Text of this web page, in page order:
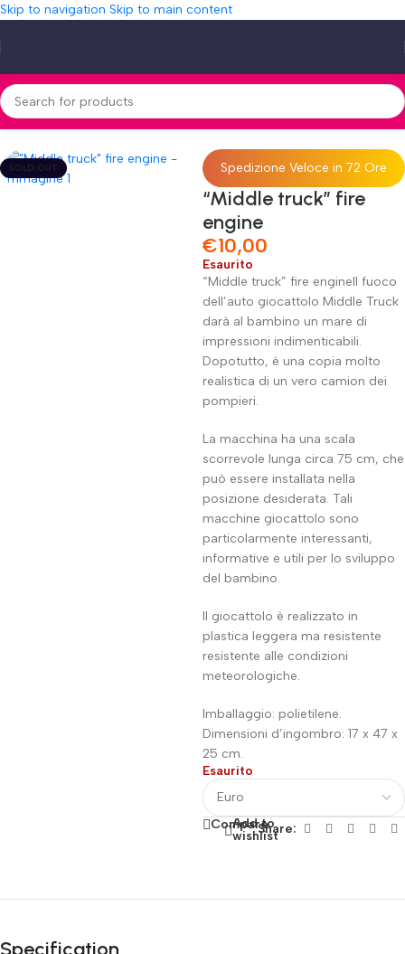
Skip to navigation Skip to main content
Home»Shop»“Middle truck” fire engine
SOLD OUT Spedizione Veloce in 72 Ore
“Middle truck” fire
engine
€10,00
Esaurito
“Middle truck” fire engineIl fuoco
dell’auto giocattolo Middle Truck
darà al bambino un mare di
impressioni indimenticabili.
Dopotutto, è una copia molto
realistica di un vero camion dei
pompieri.
La macchina ha una scala
scorrevole lunga circa 75 cm, che
può essere installata nella
posizione desiderata. Tali
macchine giocattolo sono
particolarmente interessanti,
informative e utili per lo sviluppo
del bambino.
Il giocattolo è realizzato in
plastica leggera ma resistente
resistente alle condizioni
meteorologiche.
Imballaggio: polietilene.
Dimensioni d’ingombro: 17 x 47 x
25 cm.
Esaurito
Compare
Add to
wishlistShare:
Fino al 12 Ottobre...
Autunno!
Specification